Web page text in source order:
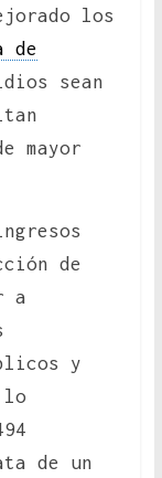
los
de
sean
mayor
de
a
y
lo
de un